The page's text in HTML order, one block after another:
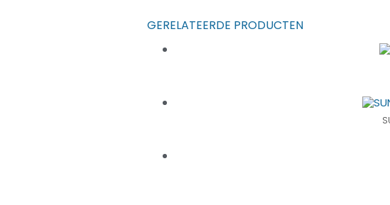
GERELATEERDE PRODUCTEN